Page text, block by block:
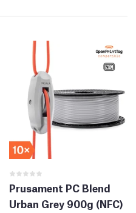
Prusament PC Blend
Urban Grey 900g (NFC)